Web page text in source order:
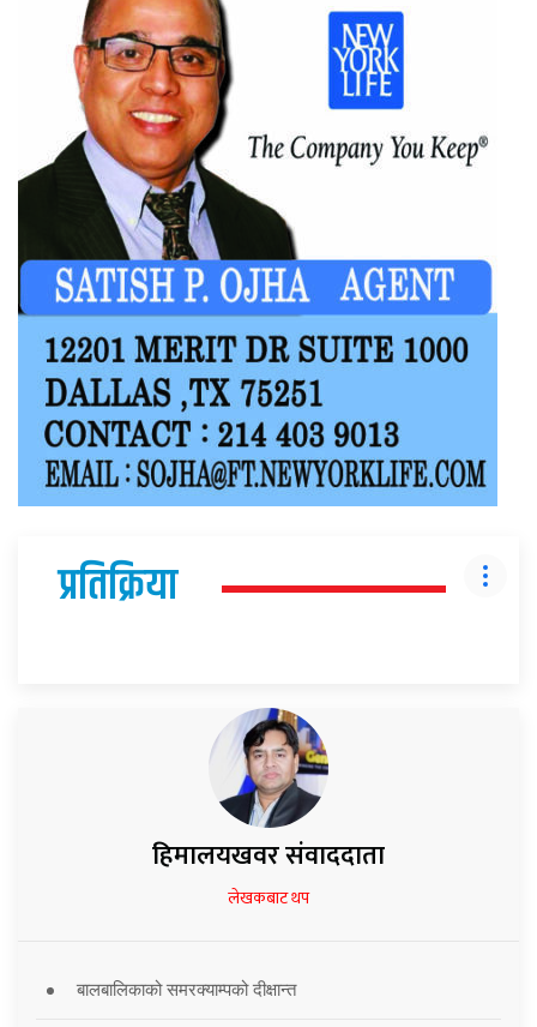
प्रतिक्रिया
हिमालयखवर संवाददाता
लेखकबाट थप
बालबालिकाको समरक्याम्पको दीक्षान्त